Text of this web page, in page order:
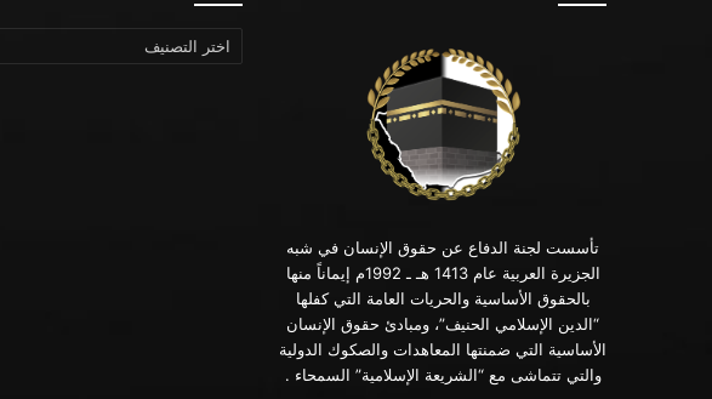
تأسست لجنة الدفاع عن حقوق الإنسان في شبه
الجزيرة العربية عام 1413 هـ ـ 1992م إيماناً منها
بالحقوق الأساسية والحريات العامة التي كفلها
“الدين الإسلامي الحنيف”، ومبادئ حقوق الإنسان
الأساسية التي ضمنتها المعاهدات والصكوك الدولية
والتي تتماشى مع “الشريعة الإسلامية” السمحاء .
التصنيفات